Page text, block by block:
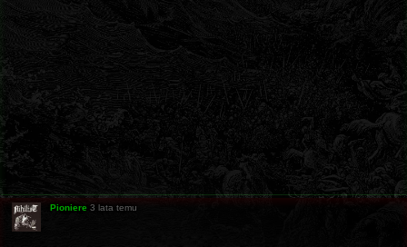
Pioniere 3 lata temu